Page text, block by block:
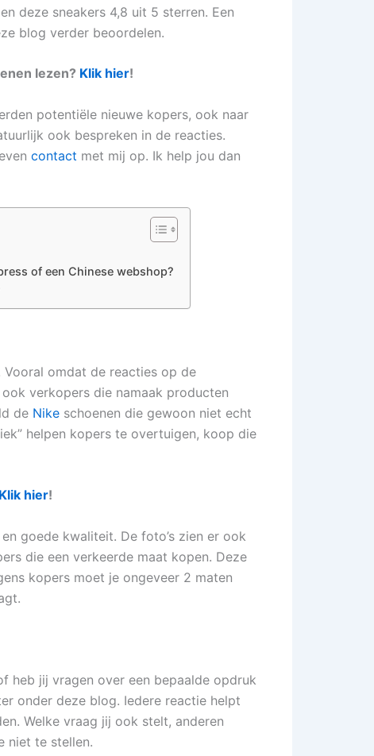
deze sneakers 4,8 uit 5 sterren. Een
blog verder beoordelen.
lezen? Klik hier!
potentiële nieuwe kopers, ook naar
ook bespreken in de reacties.
contact met mij op. Ik help jou dan
of een Chinese webshop?
omdat de reacties op de
verkopers die namaak producten
de Nike schoenen die gewoon niet echt
helpen kopers te overtuigen, koop die
Klik hier!
goede kwaliteit. De foto’s zien er ook
die een verkeerde maat kopen. Deze
kopers moet je ongeveer 2 maten
heb jij vragen over een bepaalde opdruk
onder deze blog. Iedere reactie helpt
Welke vraag jij ook stelt, anderen
niet te stellen.